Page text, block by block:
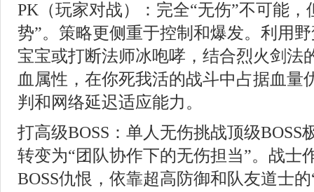
PK（玩家对战）：完全“无伤”不可能，
势”。策略更侧重于控制和爆发。利用
宝宝或打断法师冰咆哮，结合烈火剑法
血属性，在你死我活的战斗中占据血量
判和网络延迟适应能力。
打高级BOSS：单人无伤挑战顶级BOSS
转变为“团队协作下的无伤担当”。战士
BOSS仇恨，依靠超高防御和队友道士